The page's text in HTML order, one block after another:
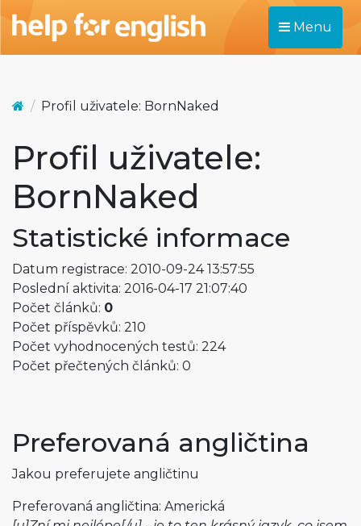
Menu
Profil uživatele: BornNaked
Profil uživatele:
BornNaked
Statistické informace
Datum registrace: 2010-09-24 13:57:55
Poslední aktivita: 2016-04-17 21:07:40
Počet článků: 0
Počet příspěvků: 210
Počet vyhodnocených testů: 224
Počet přečtených článků: 0
Preferovaná angličtina
Jakou preferujete angličtinu
Preferovaná angličtina: Americká